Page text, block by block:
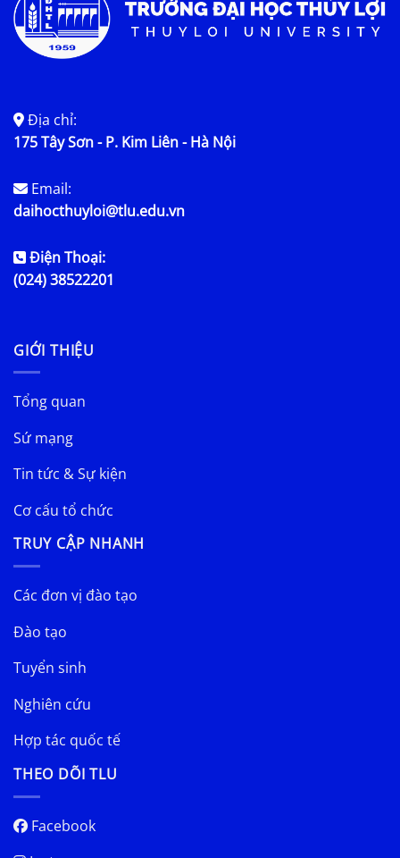
Địa chỉ:
175 Tây Sơn - P. Kim Liên - Hà Nội
Email:
daihocthuyloi@tlu.edu.vn
Điện Thoại:
(024) 38522201
GIỚI THIỆU
Tổng quan
Sứ mạng
Tin tức & Sự kiện
Cơ cấu tổ chức
TRUY CẬP NHANH
Các đơn vị đào tạo
Đào tạo
Tuyển sinh
Nghiên cứu
Hợp tác quốc tế
THEO DÕI TLU
Facebook